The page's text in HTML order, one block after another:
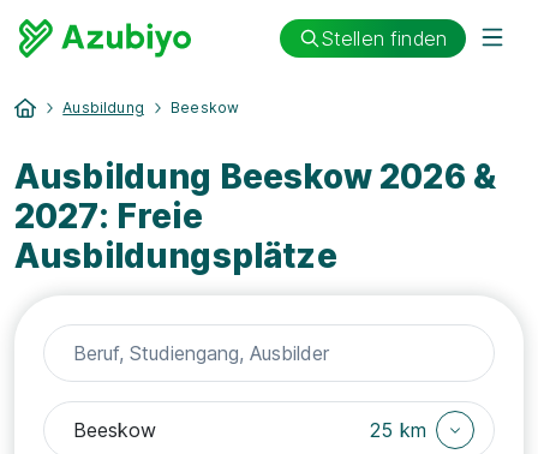
Stellen finden
Ausbildung Beeskow
Ausbildung Beeskow 2026 &
2027: Freie
Ausbildungsplätze
25 km